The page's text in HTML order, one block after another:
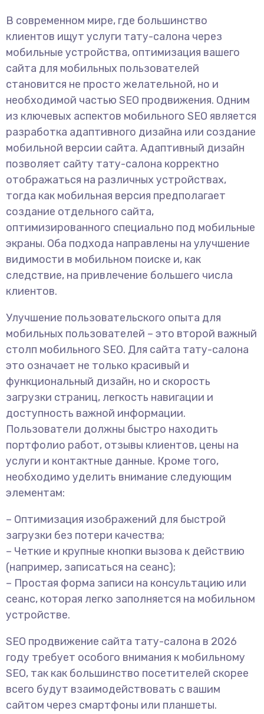
В современном мире, где большинство
клиентов ищут услуги тату-салона через
мобильные устройства, оптимизация вашего
сайта для мобильных пользователей
становится не просто желательной, но и
необходимой частью SEO продвижения. Одним
из ключевых аспектов мобильного SEO является
разработка адаптивного дизайна или создание
мобильной версии сайта. Адаптивный дизайн
позволяет сайту тату-салона корректно
отображаться на различных устройствах,
тогда как мобильная версия предполагает
создание отдельного сайта,
оптимизированного специально под мобильные
экраны. Оба подхода направлены на улучшение
видимости в мобильном поиске и, как
следствие, на привлечение большего числа
клиентов.
Улучшение пользовательского опыта для
мобильных пользователей – это второй важный
столп мобильного SEO. Для сайта тату-салона
это означает не только красивый и
функциональный дизайн, но и скорость
загрузки страниц, легкость навигации и
доступность важной информации.
Пользователи должны быстро находить
портфолио работ, отзывы клиентов, цены на
услуги и контактные данные. Кроме того,
необходимо уделить внимание следующим
элементам:
– Оптимизация изображений для быстрой
загрузки без потери качества;
– Четкие и крупные кнопки вызова к действию
(например, записаться на сеанс);
– Простая форма записи на консультацию или
сеанс, которая легко заполняется на мобильном
устройстве.
SEO продвижение сайта тату-салона в 2026
году требует особого внимания к мобильному
SEO, так как большинство посетителей скорее
всего будут взаимодействовать с вашим
сайтом через смартфоны или планшеты.